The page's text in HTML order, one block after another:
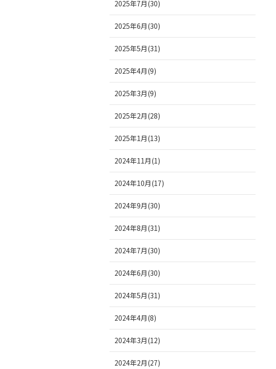
2025年7月(30)
2025年6月(30)
2025年5月(31)
2025年4月(9)
2025年3月(9)
2025年2月(28)
2025年1月(13)
2024年11月(1)
2024年10月(17)
2024年9月(30)
2024年8月(31)
2024年7月(30)
2024年6月(30)
2024年5月(31)
2024年4月(8)
2024年3月(12)
2024年2月(27)